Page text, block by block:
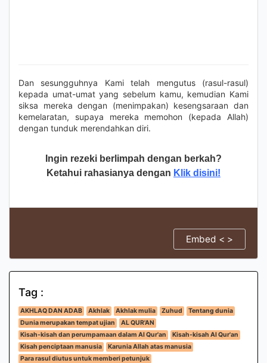
Dan sesungguhnya Kami telah mengutus (rasul-rasul)
kepada umat-umat yang sebelum kamu, kemudian Kami
siksa mereka dengan (menimpakan) kesengsaraan dan
kemelaratan, supaya mereka memohon (kepada Allah)
dengan tunduk merendahkan diri.
Ingin rezeki berlimpah dengan berkah?
Ketahui rahasianya dengan Klik disini!
Embed < >
Tag :
AKHLAQ DAN ADAB Akhlak Akhlak mulia Zuhud
Tentang dunia
Dunia merupakan tempat ujian
AL QUR'AN
Kisah-kisah dan perumpamaan dalam Al Qur'an
Kisah-kisah Al Qur'an
Kisah penciptaan manusia
Karunia Allah atas manusia
Para rasul diutus untuk memberi petunjuk